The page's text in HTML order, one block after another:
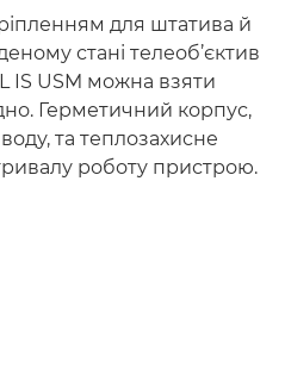
для штатива й
стані телеоб’єктив
IS USM можна взяти
Герметичний корпус,
та теплозахисне
роботу пристрою.